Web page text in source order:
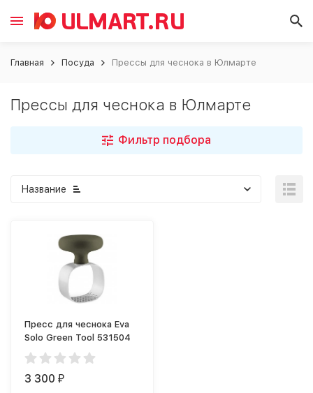
Главная Посуда Прессы для чеснока в Юлмарте
Прессы для чеснока в Юлмарте
Фильтр подбора
Название
Пресс для чеснока Eva
Solo Green Tool 531504
3 300₽